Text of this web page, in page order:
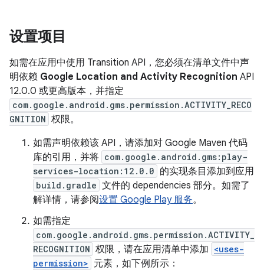
设置项目
如需在应用中使用 Transition API，您必须在清单文件中声
明依赖 Google Location and Activity Recognition API
12.0.0 或更高版本，并指定
com.google.android.gms.permission.ACTIVITY_RECO
GNITION 权限。
如需声明依赖该 API，请添加对 Google Maven 代码
库的引用，并将 com.google.android.gms:play-
services-location:12.0.0 的实现条目添加到应用
build.gradle 文件的 dependencies 部分。如需了
解详情，请参阅设置 Google Play 服务。
如需指定
com.google.android.gms.permission.ACTIVITY_
RECOGNITION 权限，请在应用清单中添加 <uses-
permission> 元素，如下例所示：